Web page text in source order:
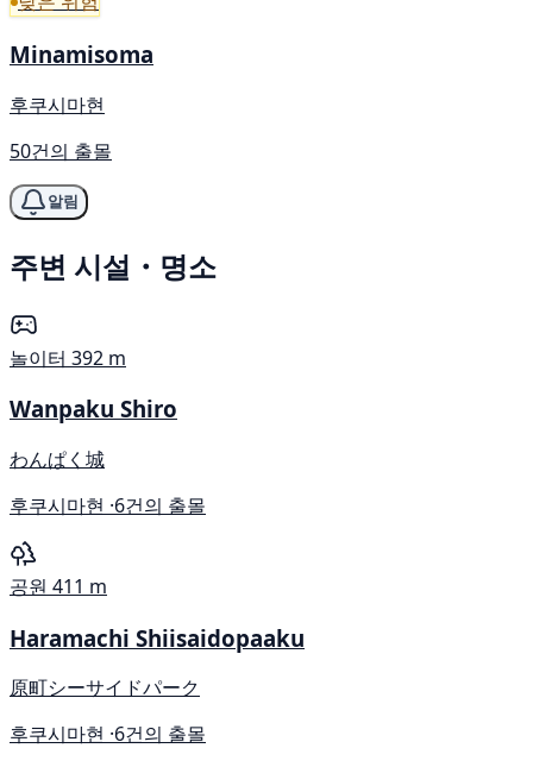
Minamisoma
후쿠시마현
50건의 출몰
알림
주변 시설・명소
놀이터 392 m
Wanpaku Shiro
わんぱく城
후쿠시마현 ·6건의 출몰
공원 411 m
Haramachi Shiisaidopaaku
原町シーサイドパーク
후쿠시마현 ·6건의 출몰